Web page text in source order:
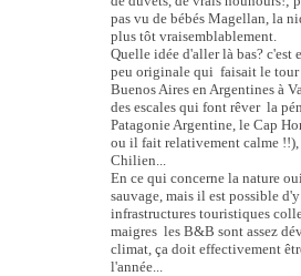
pas vu de bébés Magellan, la
plus tôt vraisemblablement.
Quelle idée d'aller là bas? c'est
peu originale qui faisait le tour
Buenos Aires en Argentines à
des escales qui font rêver la
Patagonie Argentine, le Cap
ou il fait relativement calme !!),
Chilien...
En ce qui concerne la nature
sauvage, mais il est possible
infrastructures touristiques
maigres les B&B sont assez
climat, ça doit effectivement
l'année...